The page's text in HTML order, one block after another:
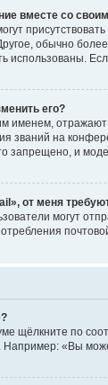
вместе со
обычно
использованы.
его?
именем,
званий на
запрещено, и
от меня
могут
щёлкните по
«Вы